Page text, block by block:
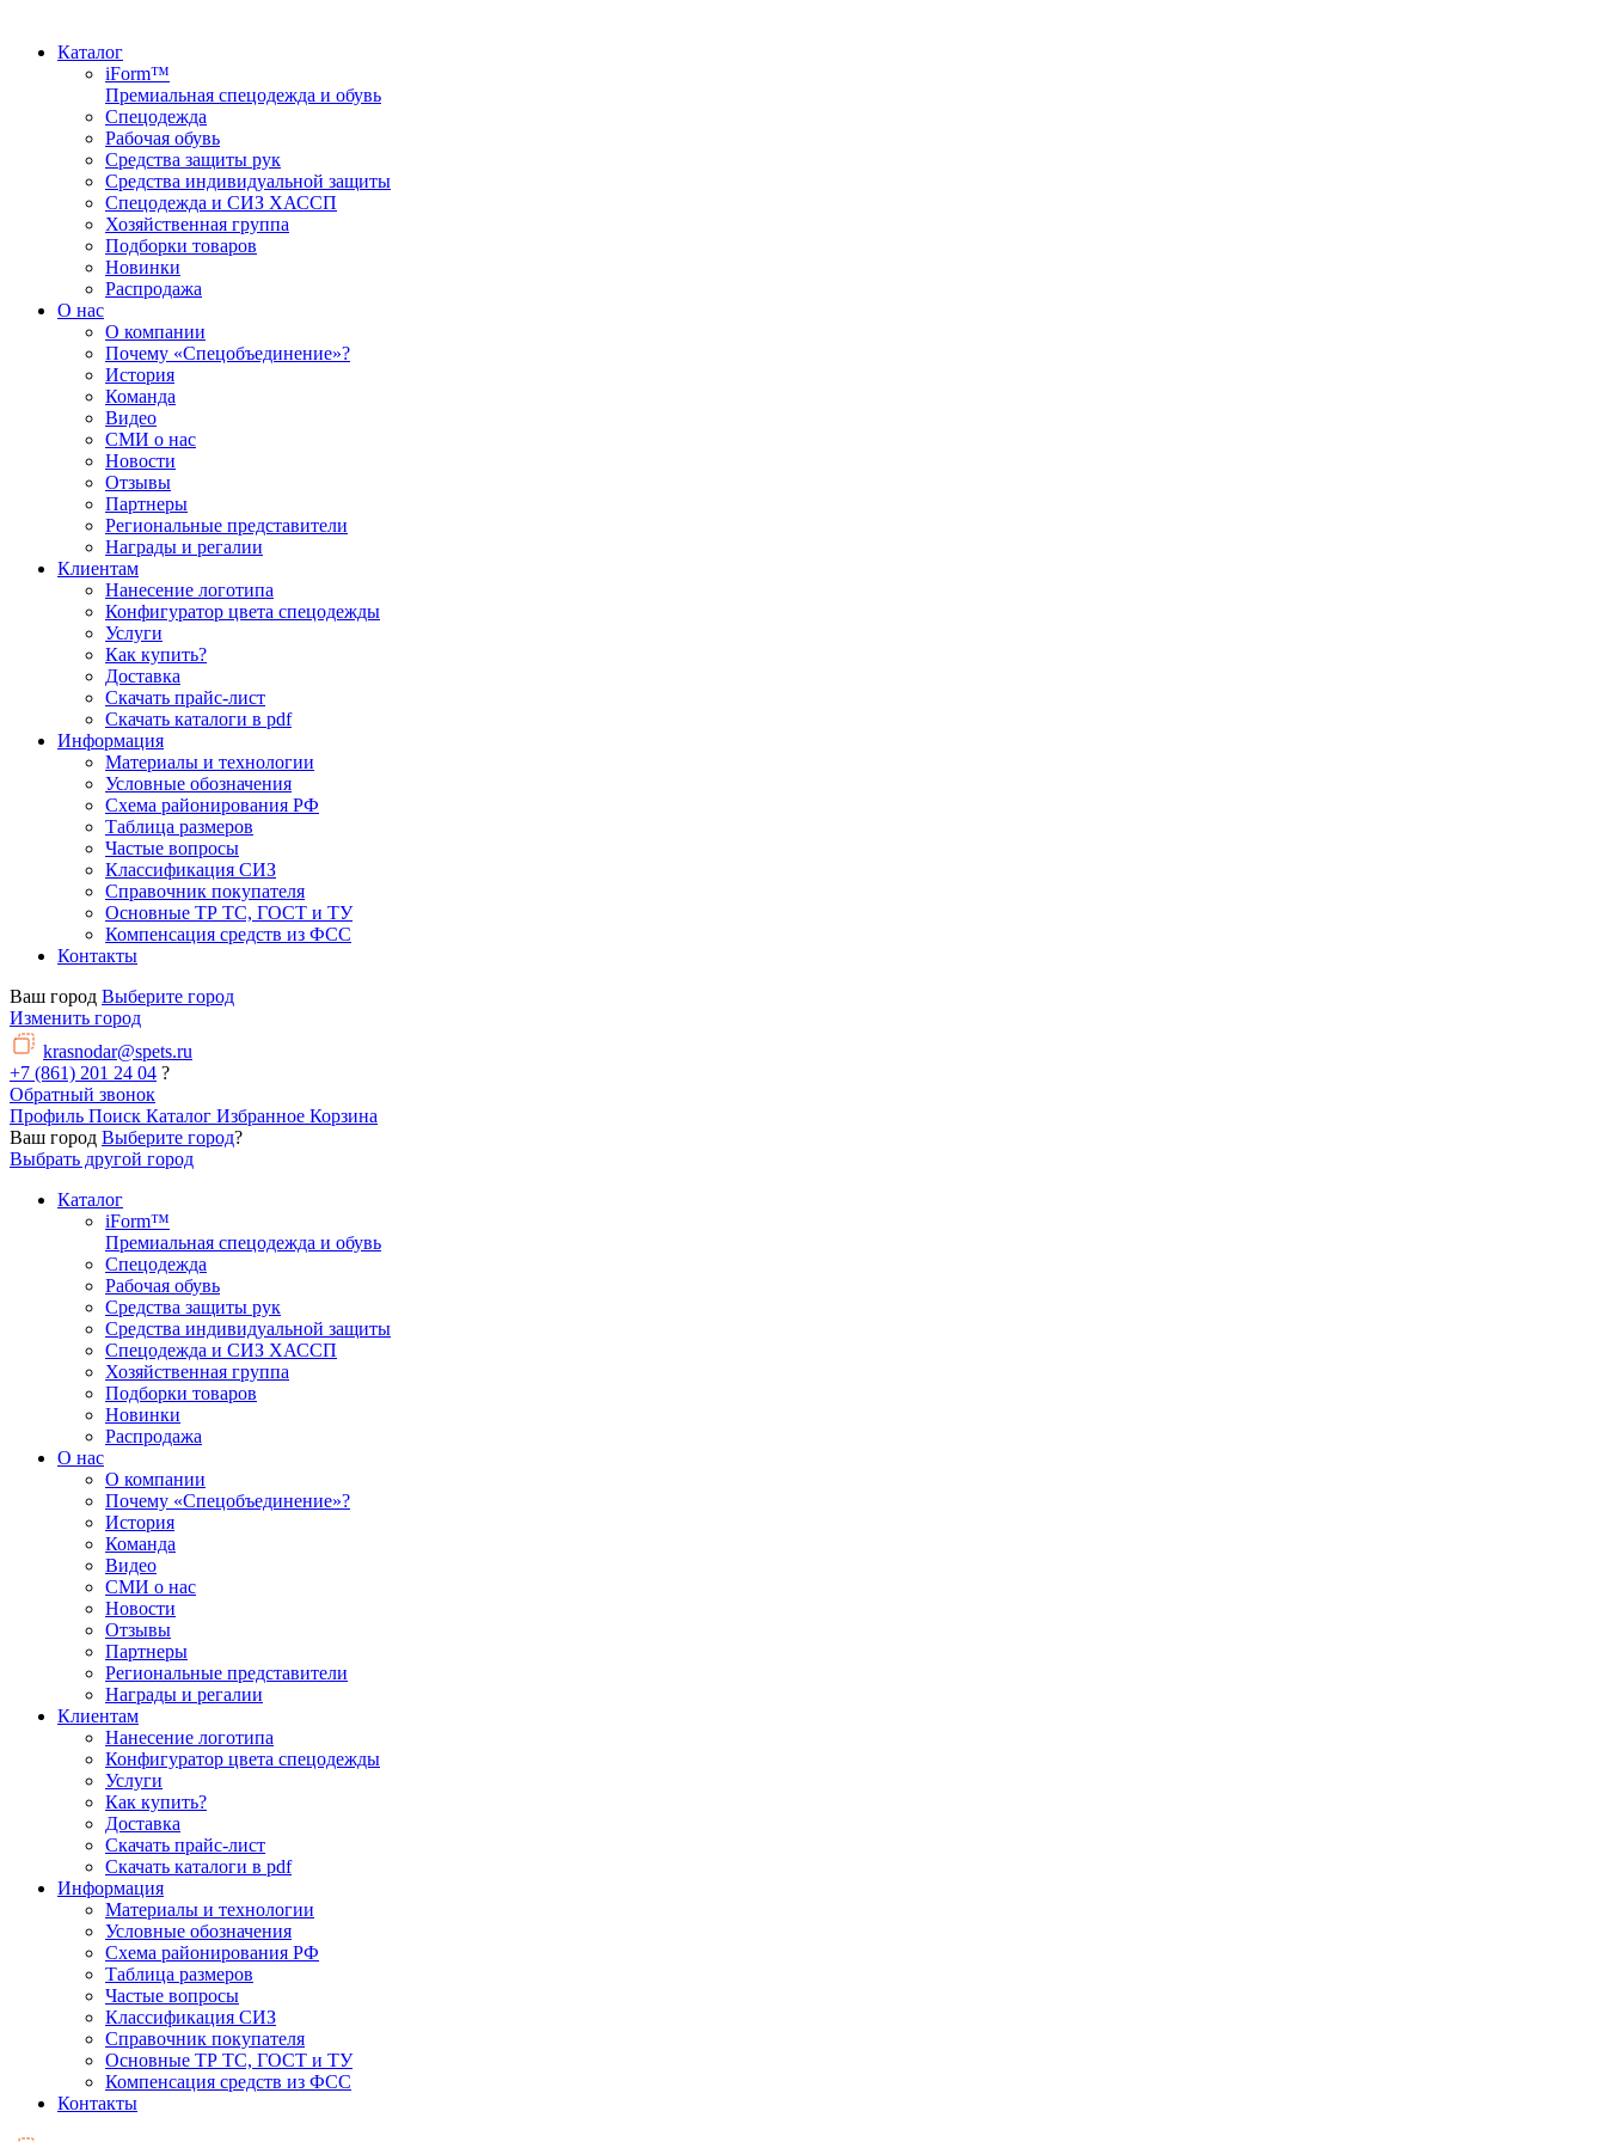
Каталог
iForm™
Премиальная спецодежда и обувь
Спецодежда
Рабочая обувь
Средства защиты рук
Средства индивидуальной защиты
Спецодежда и СИЗ ХАССП
Хозяйственная группа
Подборки товаров
Новинки
Распродажа
О нас
О компании
Почему «Спецобъединение»?
История
Команда
Видео
СМИ о нас
Новости
Отзывы
Партнеры
Региональные представители
Награды и регалии
Клиентам
Нанесение логотипа
Конфигуратор цвета спецодежды
Услуги
Как купить?
Доставка
Скачать прайс-лист
Скачать каталоги в pdf
Информация
Материалы и технологии
Условные обозначения
Схема районирования РФ
Таблица размеров
Частые вопросы
Классификация СИЗ
Справочник покупателя
Основные ТР ТС, ГОСТ и ТУ
Компенсация средств из ФСС
Контакты
Ваш город Выберите город
Изменить город
krasnodar@spets.ru
+7 (861) 201 24 04 ?
Обратный звонок
Профиль Поиск Каталог Избранное Корзина
Ваш город Выберите город?
Выбрать другой город
Каталог
iForm™
Премиальная спецодежда и обувь
Спецодежда
Рабочая обувь
Средства защиты рук
Средства индивидуальной защиты
Спецодежда и СИЗ ХАССП
Хозяйственная группа
Подборки товаров
Новинки
Распродажа
О нас
О компании
Почему «Спецобъединение»?
История
Команда
Видео
СМИ о нас
Новости
Отзывы
Партнеры
Региональные представители
Награды и регалии
Клиентам
Нанесение логотипа
Конфигуратор цвета спецодежды
Услуги
Как купить?
Доставка
Скачать прайс-лист
Скачать каталоги в pdf
Информация
Материалы и технологии
Условные обозначения
Схема районирования РФ
Таблица размеров
Частые вопросы
Классификация СИЗ
Справочник покупателя
Основные ТР ТС, ГОСТ и ТУ
Компенсация средств из ФСС
Контакты